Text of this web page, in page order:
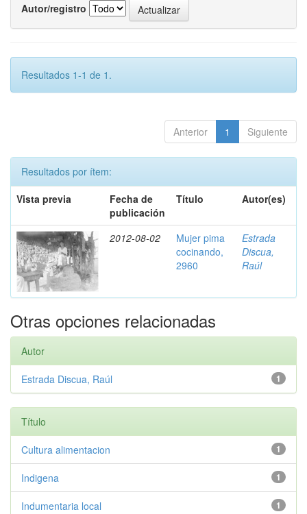
Autor/registro
Resultados 1-1 de 1.
Anterior 1 Siguiente
Resultados por ítem:
Vista previa
Fecha de
publicación
Título Autor(es)
2012-08-02
Mujer pima
cocinando,
2960
Estrada
Discua,
Raúl
Otras opciones relacionadas
Autor
1
Estrada Discua, Raúl
Título
1
Cultura alimentacion
1
Indigena
1
Indumentaria local